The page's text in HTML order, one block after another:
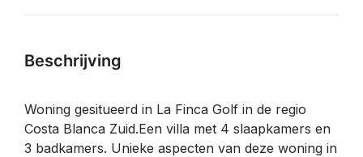
Beschrijving
Woning gesitueerd in La Finca Golf in de regio
Costa Blanca Zuid.Een villa met 4 slaapkamers en
3 badkamers. Unieke aspecten van deze woning in